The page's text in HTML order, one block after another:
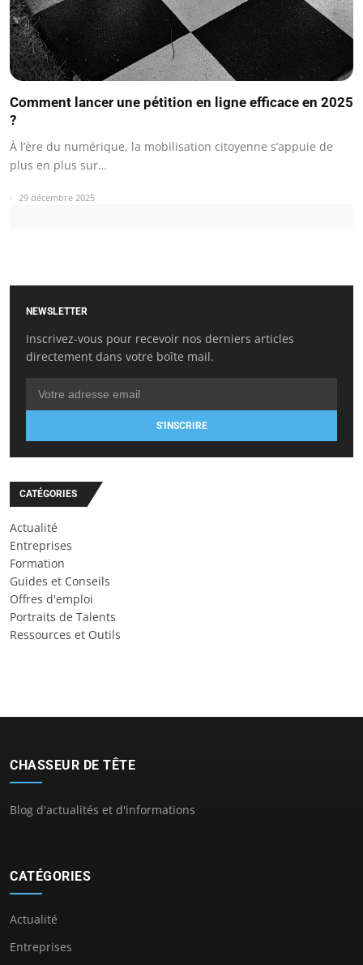
Comment lancer une pétition en ligne efficace en 2025
?
À l’ère du numérique, la mobilisation citoyenne s’appuie de
plus en plus sur…
29 décembre 2025
NEWSLETTER
Inscrivez-vous pour recevoir nos derniers articles
directement dans votre boîte mail.
S'INSCRIRE
CATÉGORIES
Actualité
Entreprises
Formation
Guides et Conseils
Offres d'emploi
Portraits de Talents
Ressources et Outils
CHASSEUR DE TÊTE
Blog d'actualités et d'informations
CATÉGORIES
Actualité
Entreprises